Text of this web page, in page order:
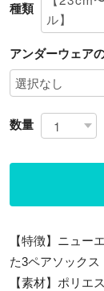
種類
アンダーウェア
数量
【特徴】ニュー
た3ペアソックス
【素材】ポリエ